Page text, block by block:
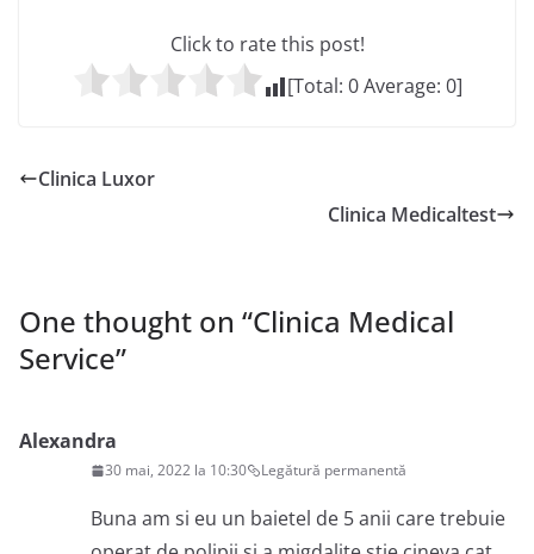
Click to rate this post!
[Total: 0Average: 0]
Clinica Luxor
Clinica Medicaltest
One thought on “Clinica Medical
Service”
Alexandra
30 mai, 2022 la 10:30 Legătură permanentă
Buna am si eu un baietel de 5 anii care trebuie